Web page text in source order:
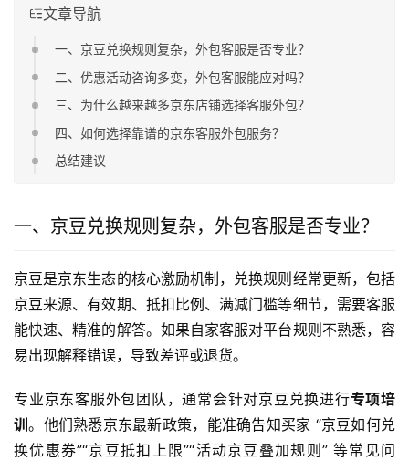
文章导航
一、京豆兑换规则复杂，外包客服是否专业？
二、优惠活动咨询多变，外包客服能应对吗？
三、为什么越来越多京东店铺选择客服外包？
四、如何选择靠谱的京东客服外包服务？
总结建议
一、京豆兑换规则复杂，外包客服是否专业？
京豆是京东生态的核心激励机制，兑换规则经常更新，包括
京豆来源、有效期、抵扣比例、满减门槛等细节，需要客服
能快速、精准的解答。如果自家客服对平台规则不熟悉，容
易出现解释错误，导致差评或退货。
专业京东客服外包团队，通常会针对京豆兑换进行专项培
训。他们熟悉京东最新政策，能准确告知买家 “京豆如何兑
换优惠券”“京豆抵扣上限”“活动京豆叠加规则” 等常见问